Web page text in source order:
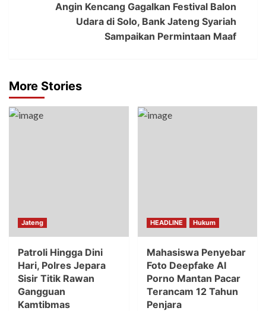
Angin Kencang Gagalkan Festival Balon
Udara di Solo, Bank Jateng Syariah
Sampaikan Permintaan Maaf
More Stories
Jateng
Patroli Hingga Dini
Hari, Polres Jepara
Sisir Titik Rawan
Gangguan
Kamtibmas
HEADLINE Hukum
Mahasiswa Penyebar
Foto Deepfake AI
Porno Mantan Pacar
Terancam 12 Tahun
Penjara